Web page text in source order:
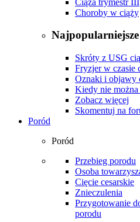
Choroby w ciąży
Najpopularniejsze
Skróty z USG
Fryzjer w czasie
Oznaki i objawy
Kiedy nie
Zobacz więcej
Skomentuj na
Poród
Poród
Przebieg porodu
Osoba
Cięcie cesarskie
Znieczulenia
Przygotowanie
porodu